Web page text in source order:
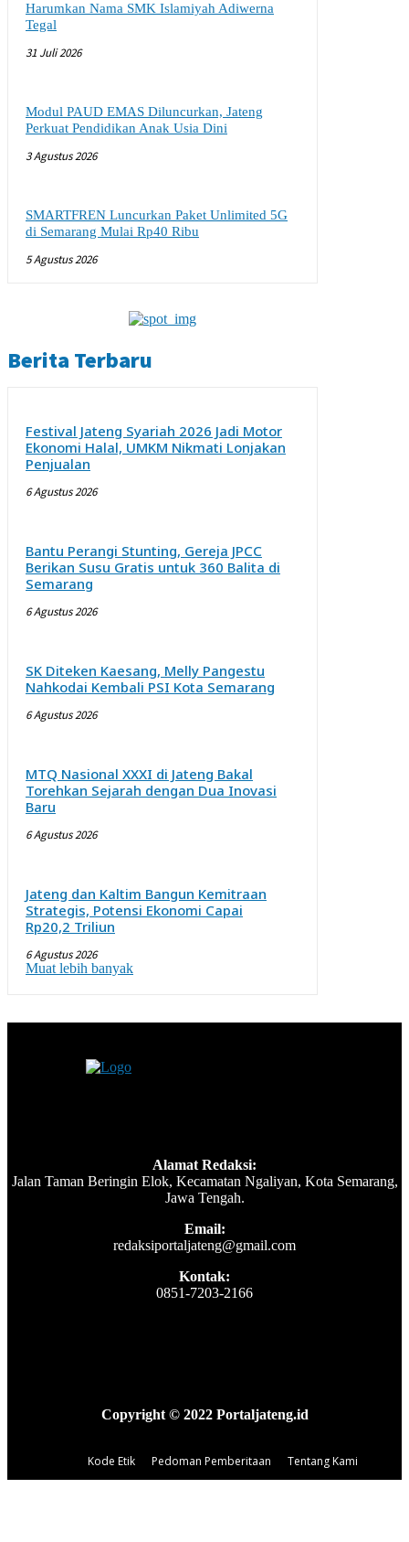
Harumkan Nama SMK Islamiyah Adiwerna
Tegal
31 Juli 2026
Modul PAUD EMAS Diluncurkan, Jateng
Perkuat Pendidikan Anak Usia Dini
3 Agustus 2026
SMARTFREN Luncurkan Paket Unlimited 5G
di Semarang Mulai Rp40 Ribu
5 Agustus 2026
Berita Terbaru
Festival Jateng Syariah 2026 Jadi Motor
Ekonomi Halal, UMKM Nikmati Lonjakan
Penjualan
6 Agustus 2026
Bantu Perangi Stunting, Gereja JPCC
Berikan Susu Gratis untuk 360 Balita di
Semarang
6 Agustus 2026
SK Diteken Kaesang, Melly Pangestu
Nahkodai Kembali PSI Kota Semarang
6 Agustus 2026
MTQ Nasional XXXI di Jateng Bakal
Torehkan Sejarah dengan Dua Inovasi
Baru
6 Agustus 2026
Jateng dan Kaltim Bangun Kemitraan
Strategis, Potensi Ekonomi Capai
Rp20,2 Triliun
6 Agustus 2026
Muat lebih banyak
Alamat Redaksi:
Jalan Taman Beringin Elok, Kecamatan Ngaliyan, Kota Semarang,
Jawa Tengah.
Email:
redaksiportaljateng@gmail.com
Kontak:
0851-7203-2166
Copyright © 2022 Portaljateng.id
Kode Etik Pedoman Pemberitaan Tentang Kami